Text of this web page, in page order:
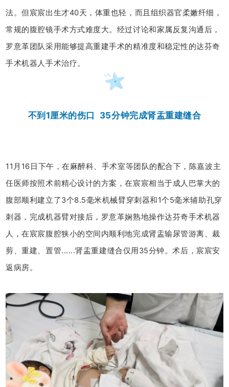
法。但宸宸出生才40天，体重也轻，而且组织器官柔嫩纤细，
常规的腹腔镜手术方式难度大。经过讨论和家属反复沟通后，
罗意革团队采用能够提高重建手术的精准度和稳定性的达芬奇
手术机器人手术治疗。
不到1厘米的伤口 35分钟完成肾盂重建缝合
11月16日下午，在麻醉科、手术室等团队的配合下，陈嘉波主
任医师按照术前精心设计的方案，在宸宸相当于成人巴掌大的
腹部顺利建立了3个8.5毫米机械臂穿刺器和1个5毫米辅助孔穿
刺器，完成机器臂对接后，罗意革娴熟地操作达芬奇手术机器
人，在宸宸腹腔狭小的空间内顺利地完成肾盂输尿管游离、裁
剪、重建、置管......肾盂重建缝合仅用35分钟。术后，宸宸安
返病房。